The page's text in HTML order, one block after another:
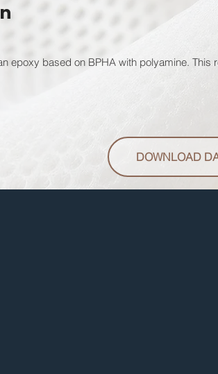
epoxy based on BPHA with polyamine.
DOWNLOAD